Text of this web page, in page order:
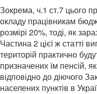
Зокрема, ч.1 ст.7 цього
окладу працівникам
розмірі 20%, тоді, як
Частина 2 цієї ж статті
територій практично
призначених їм пенсій,
відповідно до діючого
населених пунктів в